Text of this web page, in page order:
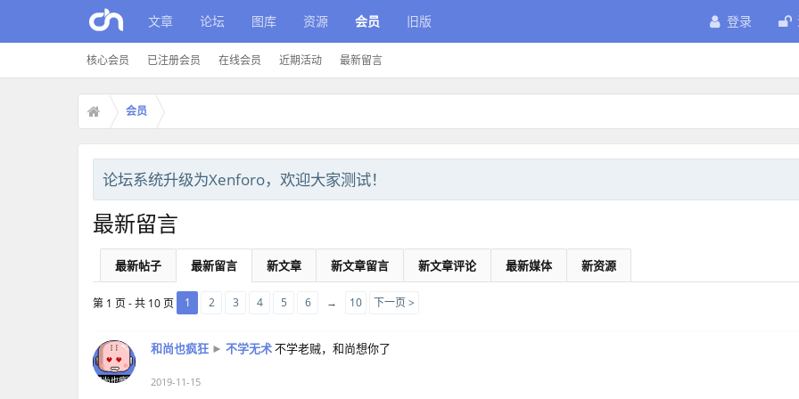
文章 论坛 图库 资源 会员
核心会员 已注册会员 在线会员 近期活动 最新留言
旧版 登录
会员
论坛系统升级为Xenforo，欢迎大家测试！
最新留言
最新帖子 最新留言 新文章 新文章留言 新文章评论 最新媒体 新资源
第 1 页 - 共 10 页 1 2 3 4 5 6 → 10 下一页 >
和尚也疯狂 ► 不学无术不学老贼，和尚想你了
2019-11-15